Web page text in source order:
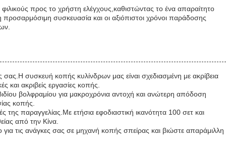
προς το χρήστη ελέγχους,καθιστώντας το ένα απαραίτητο
προσαρμόσιμη συσκευασία και οι αξιόπιστοι χρόνοι παράδοσης
συσκευή κοπής κυλίνδρων μας είναι σχεδιασμένη με ακρίβεια
και ακριβείς εργασίες κοπής.
βολφραμίου για μακροχρόνια αντοχή και ανώτερη απόδοση
κοπής.
παραγγελίας.Με ετήσια εφοδιαστική ικανότητα 100 σετ και
από την Κίνα.
τις ανάγκες σας σε μηχανή κοπής σπείρας και βιώστε απαράμιλλη